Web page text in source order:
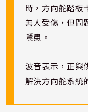
時，方向舵踏板
無人受傷，但問
隱患。
波音表示，正與
解決方向舵系統